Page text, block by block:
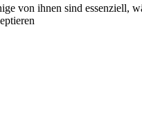
von ihnen sind essenziell,